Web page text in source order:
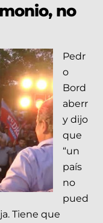
no
Pedr
o
Bord
aberr
y dijo
que
“un
país
no
pued
Tiene que